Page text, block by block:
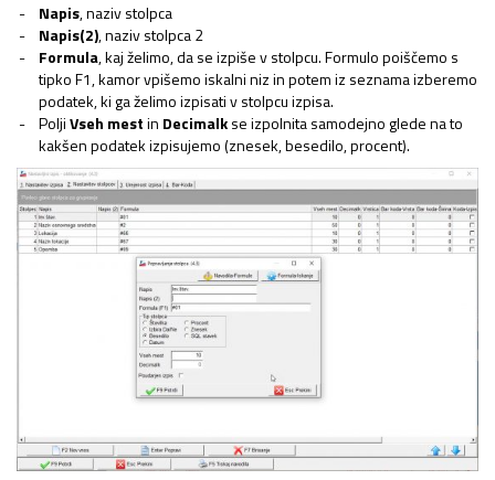
Napis, naziv stolpca
Napis(2), naziv stolpca 2
Formula, kaj želimo, da se izpiše v stolpcu. Formulo poiščemo s
tipko F1, kamor vpišemo iskalni niz in potem iz seznama izberemo
podatek, ki ga želimo izpisati v stolpcu izpisa.
PoljiVseh mestin Decimalkse izpolnita samodejno glede na to
kakšen podatek izpisujemo (znesek, besedilo, procent).